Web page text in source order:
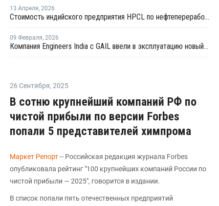
13 Апреля, 2026
Стоимость индийского предприятия HPCL по нефтепереработке и нефтехимии в Раджастане почти удвоилась
09 Февраля, 2026
Компания Engineers India с GAIL ввели в эксплуатацию новый завод по производству ПП
26 Сентября, 2025
В сотню крупнейший компаний РФ по
чистой прибыли по версии Forbes
попали 5 представителей химпрома
Маркет Репорт-- Российская редакция журнала Forbes
опубликовала рейтинг "100 крупнейших компаний России по
чистой прибыли — 2025", говорится в издании.
В список попали пять отечественных предприятий